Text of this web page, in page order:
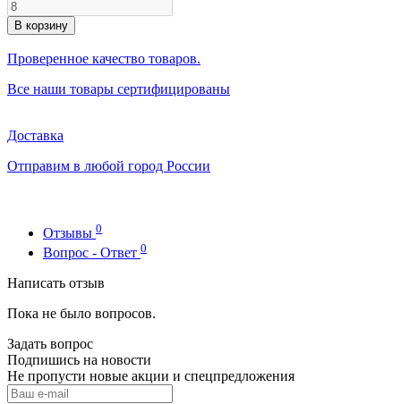
В корзину
Проверенное качество товаров.
Все наши товары сертифицированы
Доставка
Отправим в любой город России
Отзывы 0
Вопрос - Ответ 0
Написать отзыв
Пока не было вопросов.
Задать вопрос
Подпишись на новости
Не пропусти новые акции и спецпредложения